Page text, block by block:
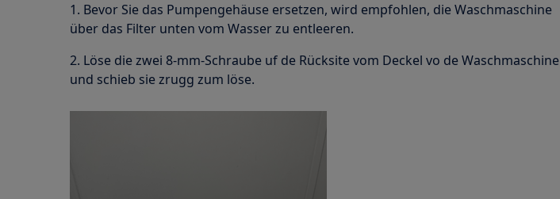
1. Bevor Sie das Pumpengehäuse ersetzen, wird empfohlen, die Waschmaschine
über das Filter unten vom Wasser zu entleeren.
2. Löse die zwei 8-mm-Schraube uf de Rücksite vom Deckel vo de Waschmaschine
und schieb sie zrugg zum löse.